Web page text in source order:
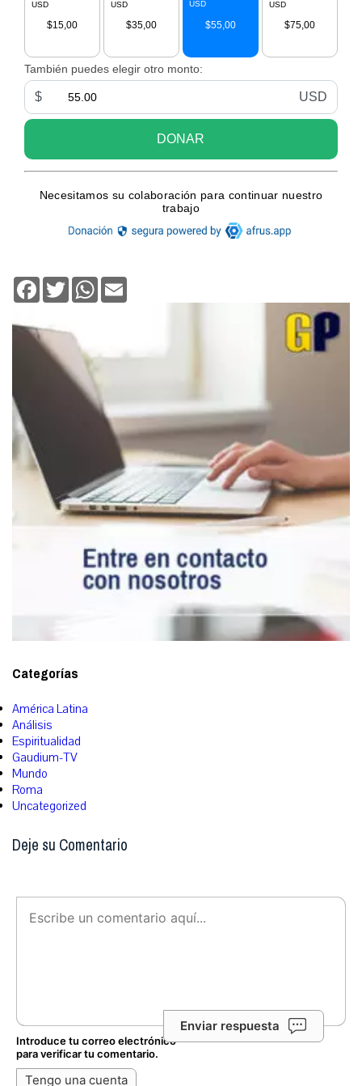
Facebook
TwitterWhatsApp
Categorías
América Latina
Análisis
Espiritualidad
Gaudium-TV
Mundo
Roma
Uncategorized
Deje su Comentario
Enviar respuesta
Introduce tu correo electrónico
para verificar tu comentario.
Tengo una cuenta